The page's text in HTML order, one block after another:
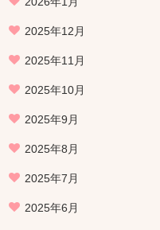
2025年12月
2025年11月
2025年10月
2025年9月
2025年8月
2025年7月
2025年6月